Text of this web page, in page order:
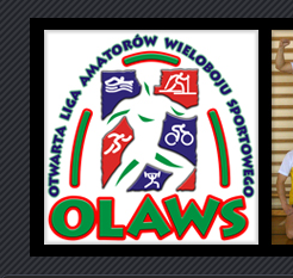
OLAWS |
Otwarta Liga Amatorów